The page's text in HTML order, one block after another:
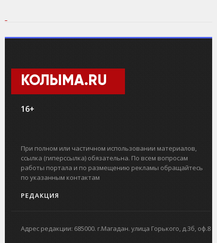
КОЛЫМА.RU
16+
При полном или частичном использовании материалов,
ссылка (гиперссылка) обязательна. По всем вопросам
работы портала и по размещению рекламы обращайтесь
по указанным контактам
РЕДАКЦИЯ
Адрес редакции: 685000. г.Магадан. улица Горького, д.3б, оф.8